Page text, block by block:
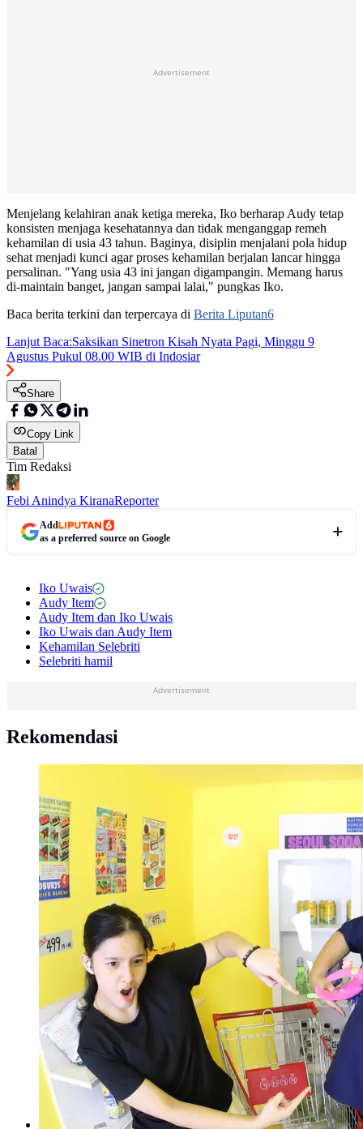
Advertisement
Menjelang kelahiran anak ketiga mereka, Iko berharap Audy tetap
konsisten menjaga kesehatannya dan tidak menganggap remeh
kehamilan di usia 43 tahun. Baginya, disiplin menjalani pola hidup
sehat menjadi kunci agar proses kehamilan berjalan lancar hingga
persalinan. "Yang usia 43 ini jangan digampangin. Memang harus
di-maintain banget, jangan sampai lalai," pungkas Iko.
Baca berita terkini dan terpercaya di Berita Liputan6
Lanjut Baca:Saksikan Sinetron Kisah Nyata Pagi, Minggu 9
Agustus Pukul 08.00 WIB di Indosiar
Share
Copy Link
Batal
Tim Redaksi
Febi Anindya KiranaReporter
Add
as a preferred source on Google
Iko Uwais
Audy Item
Audy Item dan Iko Uwais
Iko Uwais dan Audy Item
Kehamilan Selebriti
Selebriti hamil
Advertisement
Rekomendasi